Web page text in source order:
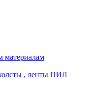
материалам
, ленты ПИЛ